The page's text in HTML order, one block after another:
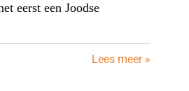
eerst een Joodse
Lees meer »